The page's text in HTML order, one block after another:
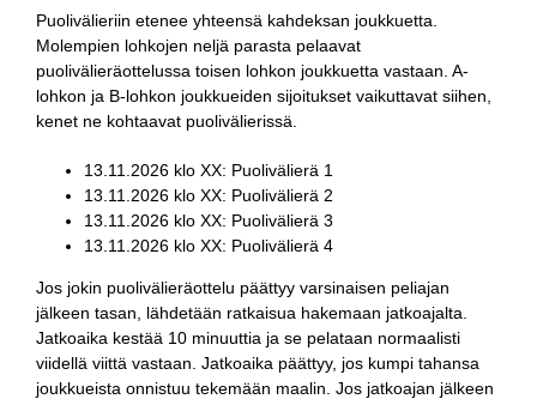
Puolivälieriin etenee yhteensä kahdeksan joukkuetta.
Molempien lohkojen neljä parasta pelaavat
puolivälieräottelussa toisen lohkon joukkuetta vastaan. A-
lohkon ja B-lohkon joukkueiden sijoitukset vaikuttavat siihen,
kenet ne kohtaavat puolivälierissä.
13.11.2026 klo XX: Puolivälierä 1
13.11.2026 klo XX: Puolivälierä 2
13.11.2026 klo XX: Puolivälierä 3
13.11.2026 klo XX: Puolivälierä 4
Jos jokin puolivälieräottelu päättyy varsinaisen peliajan
jälkeen tasan, lähdetään ratkaisua hakemaan jatkoajalta.
Jatkoaika kestää 10 minuuttia ja se pelataan normaalisti
viidellä viittä vastaan. Jatkoaika päättyy, jos kumpi tahansa
joukkueista onnistuu tekemään maalin. Jos jatkoajan jälkeen